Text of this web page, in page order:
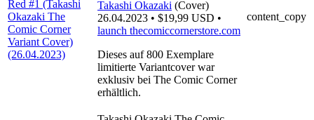
Takashi Okazaki (Cover)
26.04.2023 • $19,99 USD •
launch thecomiccornerstore.com
Dieses auf 800 Exemplare
limitierte Variantcover war
exklusiv bei The Comic Corner
erhältlich.
content_copy